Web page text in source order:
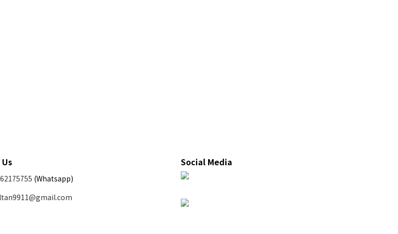
(Whatsapp)
Social Media